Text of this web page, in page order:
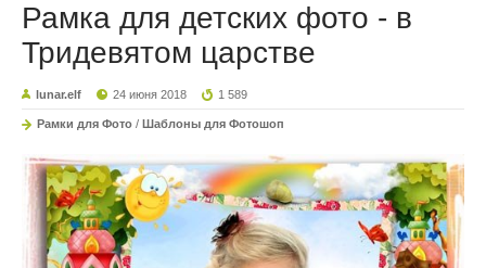
Рамка для детских фото - в
Тридевятом царстве
lunar.elf 24 июня 2018 1 589
Рамки для Фото / Шаблоны для Фотошоп